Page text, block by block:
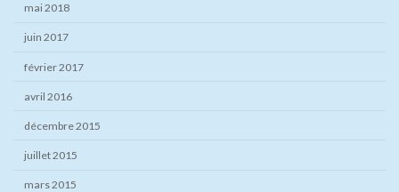
mai 2018
juin 2017
février 2017
avril 2016
décembre 2015
juillet 2015
mars 2015